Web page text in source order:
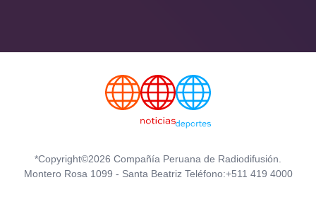
*Copyright©2026 Compañía Peruana de Radiodifusión.
Montero Rosa 1099 - Santa Beatriz Teléfono:+511 419 4000